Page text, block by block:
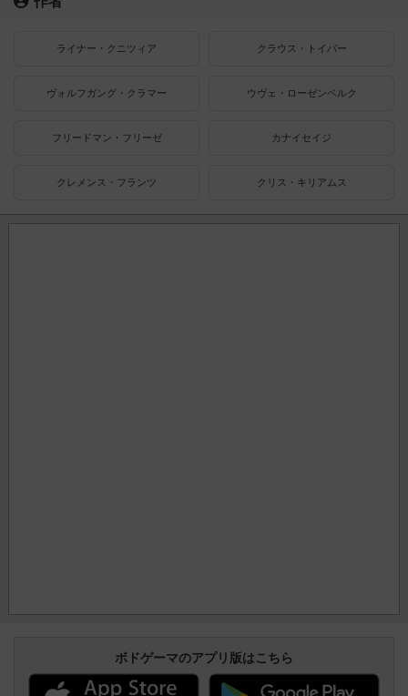
ライナー・クニツィア クラウス・トイバー
ヴォルフガング・クラマー ウヴェ・ローゼンベルク
フリードマン・フリーゼ カナイセイジ
クレメンス・フランツ クリス・キリアムス
ボドゲーマのアプリ版はこちら